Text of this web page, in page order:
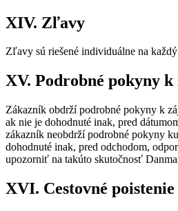
XIV. Zľavy
Zľavy sú riešené individuálne na
XV. Podrobné pokyny k
Zákazník obdrží podrobné pokyny k
ak nie je dohodnuté inak, pred
zákazník neobdrží podrobné pokyny
dohodnuté inak, pred odchodom,
upozorniť na takúto skutočnosť
XVI. Cestovné poistenie